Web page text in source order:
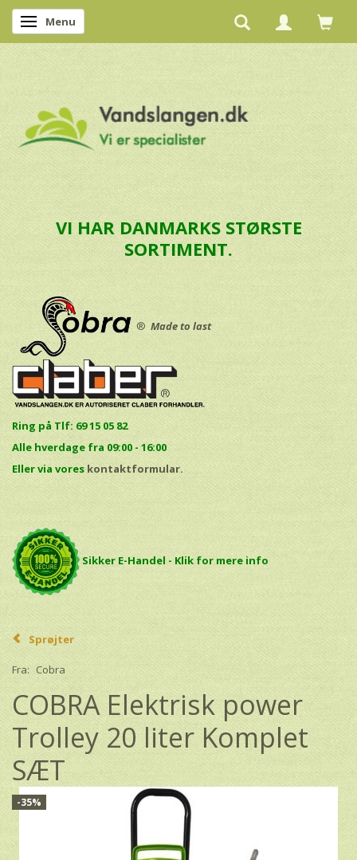
Skifte navigation
Menu
VI HAR DANMARKS STØRSTE
SORTIMENT.
® Made to last
Ring på Tlf: 69 15 05 82
Alle hverdage fra 09:00 - 16:00
Eller via vores kontaktformular.
Sikker E-Handel - Klik for mere info
Sprøjter
Fra: Cobra
COBRA Elektrisk power
Trolley 20 liter Komplet
SÆT
-35%